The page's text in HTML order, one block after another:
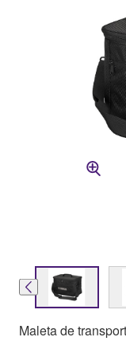
Maleta de